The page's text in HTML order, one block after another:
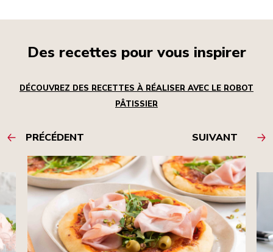
Des recettes pour vous inspirer
DÉCOUVREZ DES RECETTES À RÉALISER AVEC LE ROBOT
PÂTISSIER
PRÉCÉDENT SUIVANT